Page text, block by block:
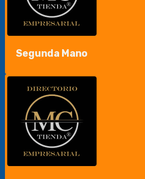
Segunda Mano